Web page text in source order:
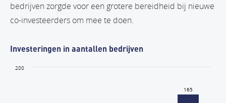
bedrijven zorgde voor een grotere bereidheid bij nieuwe
co-investeerders om mee te doen.
Investeringen in aantallen bedrijven
165
165
200